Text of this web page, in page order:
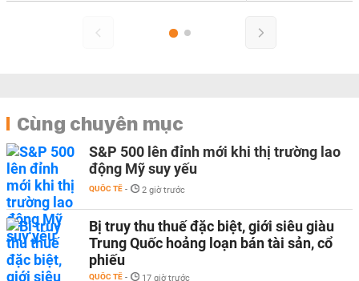
Cùng chuyên mục
S&P 500 lên đỉnh mới khi thị trường lao
động Mỹ suy yếu
QUỐC TẾ - 2 giờ trước
Bị truy thu thuế đặc biệt, giới siêu giàu
Trung Quốc hoảng loạn bán tài sản, cổ
phiếu
QUỐC TẾ - 17 giờ trước